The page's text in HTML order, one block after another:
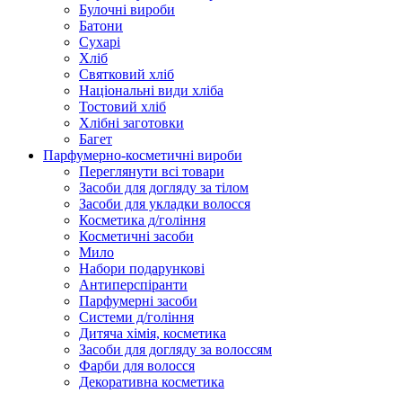
Булочні вироби
Батони
Сухарі
Хліб
Святковий хліб
Національні види хліба
Тостовий хліб
Хлібні заготовки
Багет
Парфумерно-косметичні вироби
Переглянути всі товари
Засоби для догляду за тілом
Засоби для укладки волосся
Косметика д/гоління
Косметичні засоби
Мило
Набори подарункові
Антиперспіранти
Парфумерні засоби
Системи д/гоління
Дитяча хімія, косметика
Засоби для догляду за волоссям
Фарби для волосся
Декоративна косметика